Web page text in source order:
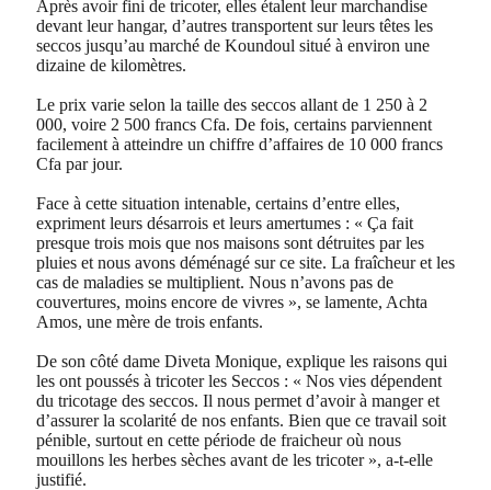
Après avoir fini de tricoter, elles étalent leur marchandise
devant leur hangar, d’autres transportent sur leurs têtes les
seccos jusqu’au marché de Koundoul situé à environ une
dizaine de kilomètres.
Le prix varie selon la taille des seccos allant de 1 250 à 2
000, voire 2 500 francs Cfa. De fois, certains parviennent
facilement à atteindre un chiffre d’affaires de 10 000 francs
Cfa par jour.
Face à cette situation intenable, certains d’entre elles,
expriment leurs désarrois et leurs amertumes : « Ça fait
presque trois mois que nos maisons sont détruites par les
pluies et nous avons déménagé sur ce site. La fraîcheur et les
cas de maladies se multiplient. Nous n’avons pas de
couvertures, moins encore de vivres », se lamente, Achta
Amos, une mère de trois enfants.
De son côté dame Diveta Monique, explique les raisons qui
les ont poussés à tricoter les Seccos : « Nos vies dépendent
du tricotage des seccos. Il nous permet d’avoir à manger et
d’assurer la scolarité de nos enfants. Bien que ce travail soit
pénible, surtout en cette période de fraicheur où nous
mouillons les herbes sèches avant de les tricoter », a-t-elle
justifié.